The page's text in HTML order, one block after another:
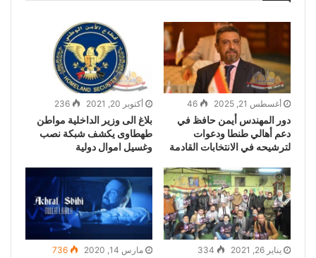
أغسطس 21, 2025 46
دور المهندس أيمن حافظ في
دعم أهالي طنطا ودعوات
لترشيحه في الانتخابات القادمة
أكتوبر 20, 2021 236
بلاغ الى وزير الداخلية مواطن
طهطاوى يكشف شبكة نصب
وغسيل اموال دولية
يناير 26, 2021 334 مارس 14, 2020 736